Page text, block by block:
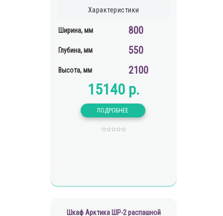
Характеристики
Ширина, мм 800
Глубина, мм 550
Высота, мм 2100
15140 р.
Шкаф Арктика ШР-2 распашной